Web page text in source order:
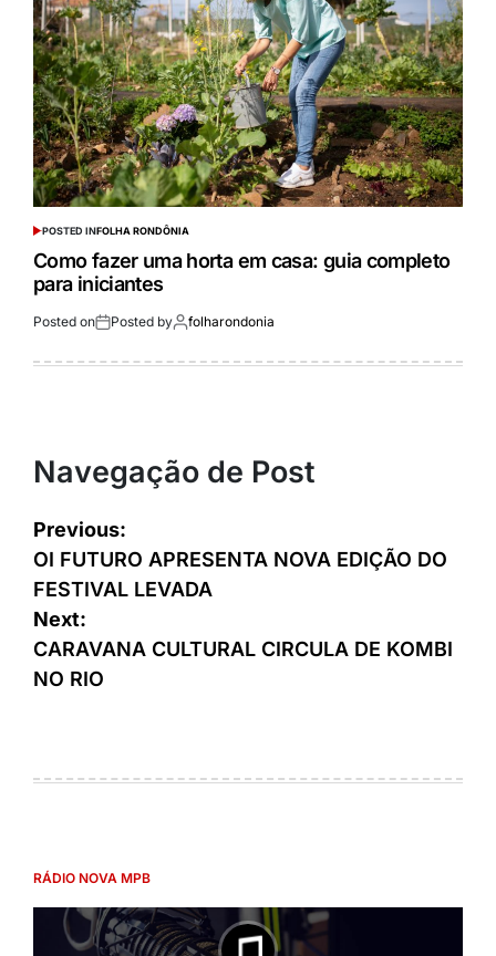
POSTED INFOLHA RONDÔNIA
Como fazer uma horta em casa: guia completo
para iniciantes
Posted on Posted by folharondonia
Navegação de Post
Previous:
OI FUTURO APRESENTA NOVA EDIÇÃO DO
FESTIVAL LEVADA
Next:
CARAVANA CULTURAL CIRCULA DE KOMBI
NO RIO
RÁDIO NOVA MPB